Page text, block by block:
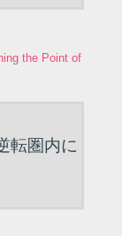
the Point of
転圏内に